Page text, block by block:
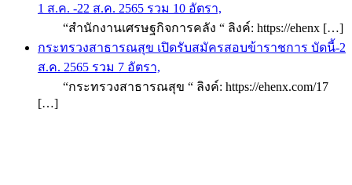
1 ส.ค. -22 ส.ค. 2565 รวม 10 อัตรา,
“สำนักงานเศรษฐกิจการคลัง “ ลิงค์: https://ehenx […]
กระทรวงสาธารณสุข เปิดรับสมัครสอบข้าราชการ บัดนี้-2
ส.ค. 2565 รวม 7 อัตรา,
“กระทรวงสาธารณสุข “ ลิงค์: https://ehenx.com/17
[…]